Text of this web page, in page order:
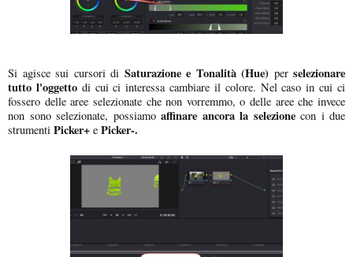
Si agisce sui cursori di Saturazione e Tonalità (Hue) perselezionare
tutto l'oggettodi cui ci interessa cambiare il colore. Nel caso in cui ci
fossero delle aree selezionate che non vorremmo, o delle aree che invece
non sono selezionate, possiamo affinare ancora la selezionecon i due
strumenti Picker+ e Picker-.